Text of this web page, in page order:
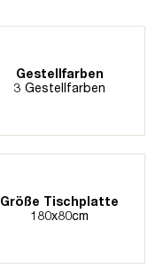
Gestellfarben
3 Gestellfarben
Größe Tischplatte
180x80cm